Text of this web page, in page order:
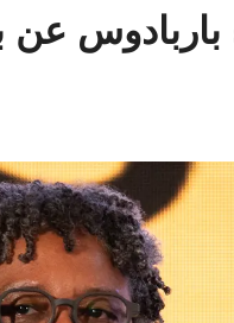
عن